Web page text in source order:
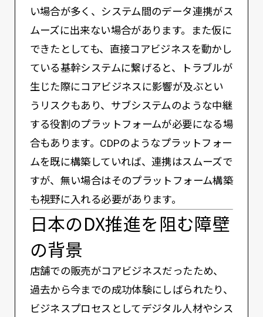
い場合が多く、システム間のデータ連携がス
ムーズに出来ない場合があります。また仮に
できたとしても、直接コアビジネスを動かし
ている基幹システムに繋げると、トラブルが
生じた際にコアビジネスに影響が及ぶとい
うリスクもあり、サブシステムのような中継
する役割のプラットフォームが必要になる場
合もあります。CDPのようなプラットフォー
ムを既に構築していれば、連携はスムーズで
すが、無い場合はそのプラットフォーム構築
も視野に入れる必要があります。
日本のDX推進を阻む障壁
の背景
店舗での販売がコアビジネスだったため、
過去から今までの成功体験にしばられたり、
ビジネスプロセスとしてデジタル人材やシス